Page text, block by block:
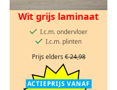
Wit grijs laminaat
I.c.m. ondervloer
I.c.m. plinten
Prijs elders€ 24,98
ACTIEPRIJS VANAF